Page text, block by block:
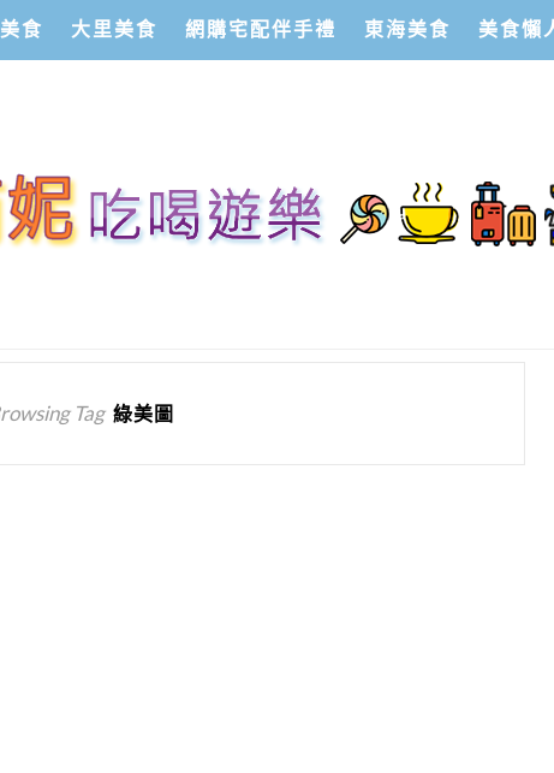
食 大里美食 網購宅配伴手禮 東海美食 美食懶
Tag 綠美圖